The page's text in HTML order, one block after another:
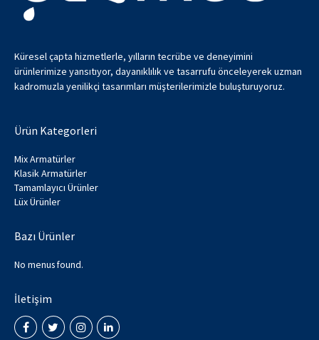
Küresel çapta hizmetlerle, yılların tecrübe ve deneyimini
ürünlerimize yansıtıyor, dayanıklılık ve tasarrufu önceleyerek uzman
kadromuzla yenilikçi tasarımları müşterilerimizle buluşturuyoruz.
Ürün Kategorleri
Mix Armatürler
Klasik Armatürler
Tamamlayıcı Ürünler
Lüx Ürünler
Bazı Ürünler
No menus found.
İletişim